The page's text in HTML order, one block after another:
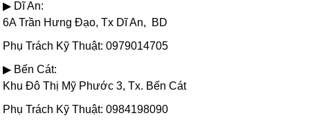
▶ Dĩ An:
6A Trần Hưng Đạo, Tx Dĩ An, BD
Phụ Trách Kỹ Thuật: 0979014705
▶ Bến Cát:
Khu Đô Thị Mỹ Phước 3, Tx. Bến Cát
Phụ Trách Kỹ Thuật: 0984198090